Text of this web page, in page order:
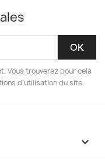
Vous trouverez pour cela
d'utilisation du site.
